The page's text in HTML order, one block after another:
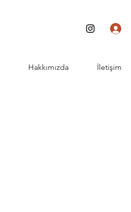
Hakkımızda İletişim